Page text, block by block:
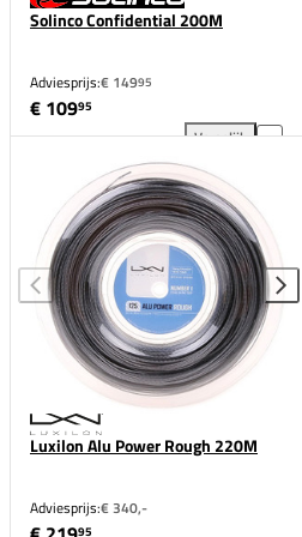
Solinco Confidential 200M
Adviesprijs:€ 14995
€ 10995
Vergelijk
Solinco
Luxilon Alu Power Rough 220M
Adviesprijs:€ 340,-
95